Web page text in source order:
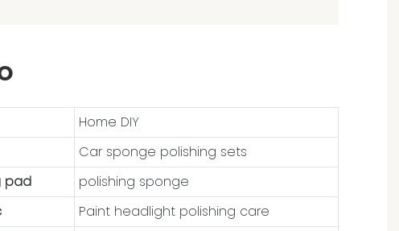
Home DIY
Car sponge polishing sets
pad
polishing sponge
Paint headlight polishing care